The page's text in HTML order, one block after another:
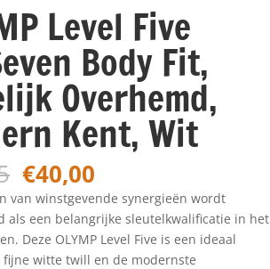
Level Five
Body Fit,
Overhemd,
Kent, Wit
Oorspronkelijke
prijs
was:
€79,95.
€40,00
prijs
is:
€40,00.
van winstgevende synergieën wordt
als een belangrijke sleutelkwalificatie in het
Deze OLYMP Level Five is een ideaal
fijne witte twill en de modernste